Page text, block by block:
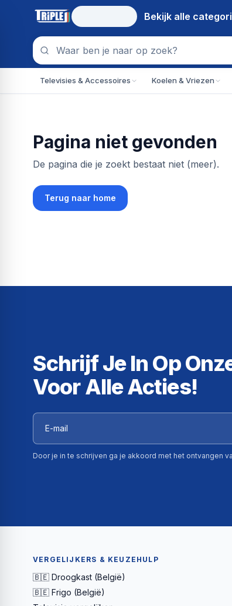
Bekijk alle
Televisies & Accessoires Koelen & Vriezen
Pagina niet gevonden
De pagina die je zoekt bestaat niet (meer).
Terug naar home
Schrijf Je In Op
Voor Alle Acties!
Door je in te schrijven ga je akkoord met het ontvangen
VERGELIJKERS & KEUZEHULP
🇧🇪 Droogkast (België)
🇧🇪 Frigo (België)